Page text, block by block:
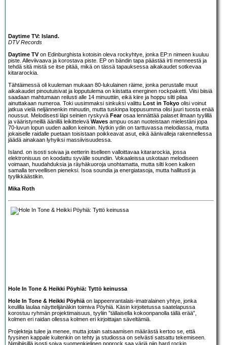
Daytime TV: Island.
DTV Records
Daytime TVon Edinburghista kotoisin oleva rockyhtye, jonka EP:n nimeen kuuluu
piste. Alleviivaava ja korostava piste. EP on bändin tapa päästää irti menneestä ja
tehdä sitä mistä se itse pitää, mikä on tässä tapauksessa aikakaudet sotkevaa
kitararockia.
Tähtäimessä oli kuuleman mukaan 80-lukulainen räime, jonka perustalle muut
aikakaudet pinoutuisivat ja lopputulema on kiistatta energinen rockpaketti. Viisi biisiä
saadaan mahtumaan reilusti alle 14 minuuttiin, eikä kiire ja hoppu silti pilaa
ainuttakaan numeroa. Toki uusimmaksi sinkuksi valittu Lost in Tokyo olisi voinut
jatkua vielä neljännenkin minuutin, mutta tuskinpa loppusumma olisi juuri tuosta enää
noussut. Melodisesti läpi seinien ryskyvä Fearosaa lennättää palaset ilmaan tyylillä
ja vääristyneillä äänillä leikittelevä Waves ampuu osan nuoteistaan mielestäni jopa
70-luvun lopun uuden aallon keinoin. Nytkin ydin on tarttuvassa melodiassa, mutta
jokaiselle raidalle puetaan toisistaan poikkeavat asut, eikä äänivalleja rakennellessa
jäädä ainakaan lyhyiksi massiivisuudessa.
Island. on isosti soivaa ja eetterin itselleen valloittavaa kitararockia, jossa
elektronisuus on koodattu syvälle soundiin. Vokaaleissa uskotaan melodiseen
voimaan, huudahduksia ja räyhäkuoroja unohtamatta, mutta silti koen kaiken
samalla terveellisen pieneksi. Isoa soundia ja energiatasoja, mutta hallitusti ja
tyylikkäästikin.
Mika Roth
Hole In Tone & Heikki Pöyhiä: Tyttö keinussa
Hole In Tone & Heikki Pöyhiä on lappeenrantalais-imatralainen yhtye, jonka
keulilla laulaa näyttelijänäkin toimiva Pöyhiä. Käsin kirjoitetussa saatelapussa
korostuu ryhmän projektimaisuus, tyyliin ”tällaisella kokoonpanolla tällä erää”,
kolmen eri raidan ollessa kolmen eri kirjoittajan säveltämiä.
Projekteja tulee ja menee, mutta jotain satsaamisen määrästä kertoo se, että
fyysinen kappale kuitenkin on tehty ja studiossa on selvästi satsattu tekemiseen.
Nimibiisillä isosti soiva suomenkielinen poprock saa väriä niin hard rockin